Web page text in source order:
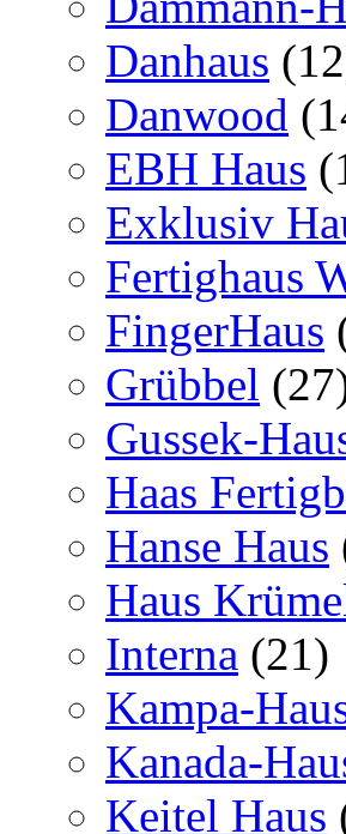
Danhaus
Danwood
EBH Haus
Exklusiv
Fertighaus
FingerHaus
Grübbel
Gussek-
Haas
Hanse Haus
Haus
Interna (21)
Kampa-
Kanada-
Keitel Haus